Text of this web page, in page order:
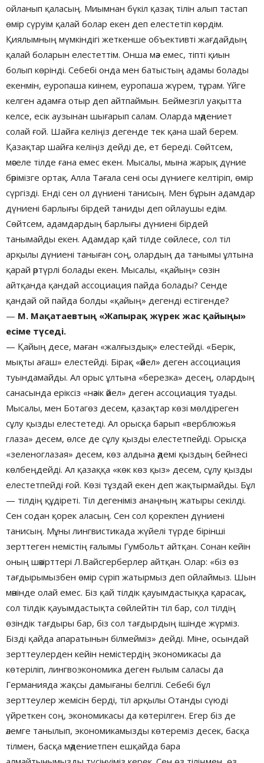
ойланып қаласың. Миымнан бүкіл қазақ тілін алып тастап
өмір сүруім қалай болар екен деп елестетіп көрдім.
Қиялымның мүмкіндігі жеткенше объективті жағдайдың
қалай боларын елестеттім. Онша мәз емес, тіпті қиын
болып көрінді. Себебі онда мен батыстың адамы болады
екенмін, еуропаша киінем, еуропаша жүрем, тұрам. Үйге
келген адамға отыр деп айтпаймын. Беймезгіл уақытта
келсе, есік аузынан шығарып салам. Оларда мәдениет
солай ғой. Шайға келіңіз дегенде тек қана шай берем.
Қазақтар шайға келіңіз дейді де, ет береді. Сөйтсем,
мәселе тілде ғана емес екен. Мысалы, мына жарық дүние
бәрімізге ортақ. Алла Тағала сені осы дүниеге келтіріп, өмір
сүргізді. Енді сен ол дүниені танисың. Мен бұрын адамдар
дүниені барлығы бірдей таниды деп ойлаушы едім.
Сөйтсем, адамдардың барлығы дүниені бірдей
танымайды екен. Адамдар қай тілде сөйлесе, сол тіл
арқылы дүниені таныған соң, олардың да танымы ұлтына
қарай әртүрлі болады екен. Мысалы, «қайың» сөзін
айтқанда қандай ассоциация пайда болады? Сенде
қандай ой пайда болды «қайың» дегенді естігенде?
— М. Мақатаевтың «Жапырақ жүрек жас қайыңы»
есіме түседі.
— Қайың десе, маған «жалғыздық» елестейді. «Берік,
мықты ағаш» елестейді. Бірақ «әйел» деген ассоциация
туындамайды. Ал орыс ұлтына «березка» десең, олардың
санасында еріксіз «нәзік әйел» деген ассоциация туады.
Мысалы, мен Ботагөз десем, қазақтар көзі мөлдіреген
сұлу қызды елестетеді. Ал орысқа барып «верблюжья
глаза» десем, өлсе де сұлу қызды елестетпейді. Орысқа
«зеленоглазая» десем, көз алдына әдемі қыздың бейнесі
көлбеңдейді. Ал қазаққа «көк көз қыз» десем, сұлу қызды
елестетпейді ғой. Көзі тұздай екен деп жақтырмайды. Бұл
— тілдің құдіреті. Тіл дегеніміз анаңның жатыры секілді.
Сен содан қорек аласың. Сен сол қорекпен дүниені
танисың. Мұны лингвистикада жүйелі түрде бірінші
зерттеген немістің ғалымы Гумбольт айтқан. Сонан кейін
оның шәкірттері Л.Вайсгерберлер айтқан. Олар: «біз өз
тағдырымызбен өмір сүріп жатырмыз деп ойлаймыз. Шын
мәнінде олай емес. Біз қай тілдік қауымдастыққа қарасақ,
сол тілдік қауымдастықта сөйлейтін тіл бар, сол тілдің
өзіндік тағдыры бар, біз сол тағдырдың ішінде жүрміз.
Бізді қайда апаратынын білмейміз» дейді. Міне, осындай
зерттеулерден кейін немістердің экономикасы да
көтеріліп, лингвоэкономика деген ғылым саласы да
Германияда жақсы дамығаны белгілі. Себебі бұл
зерттеулер жемісін берді, тіл арқылы Отанды сүюді
үйреткен соң, экономикасы да көтерілген. Егер біз де
әлемге танылып, экономикамызды көтереміз десек, басқа
тілмен, басқа мәдениетпен ешқайда бара